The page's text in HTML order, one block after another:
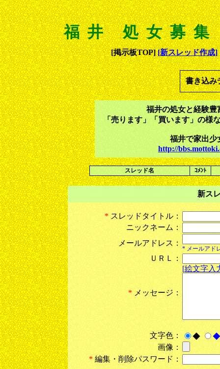
福井 処女募
[掲示板TOP][新スレッド作成]
書き込み
福井の処女と経験豊
「売ります」「買います」の様
福井で家出少
http://
スレッド名 ｺﾒﾝﾄ
新ス
* スレッドタイトル：
ニックネーム：
メールアドレス：
* メールアド
ＵＲＬ：
* メッセージ：
[絵文字入
文字色： ◆
◆
画像：
* 編集・削除パスワード：